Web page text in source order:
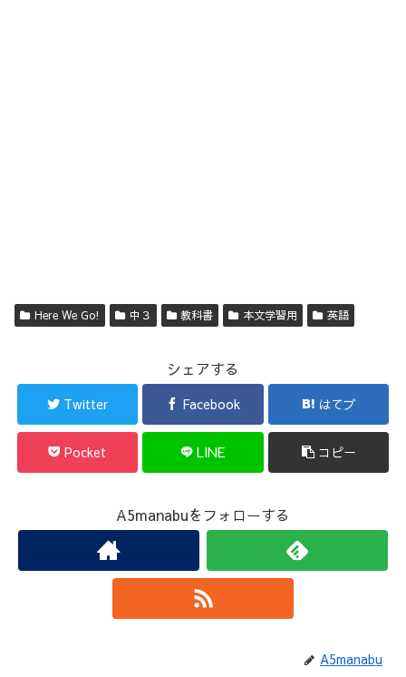
Here We Go! 中３ 教科書 本文学習用 英語
シェアする
Twitter Facebook はてブ
Pocket LINE コピー
A5manabuをフォローする
A5manabu